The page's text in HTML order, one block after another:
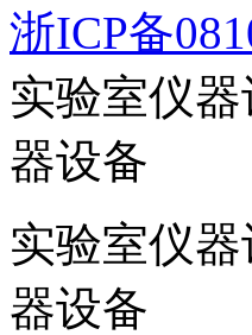
浙ICP备
实验室仪
器设备
实验室仪
器设备